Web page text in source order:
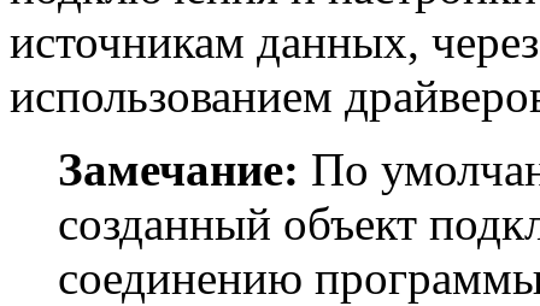
источникам данных,
использованием
Замечание: По
созданный объект
соединению